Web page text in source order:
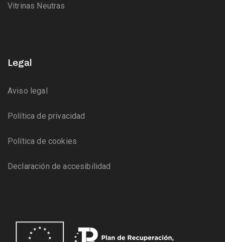
Vitrinas Neutras
Legal
Aviso legal
Política de privacidad
Política de cookies
Declaración de accesibilidad